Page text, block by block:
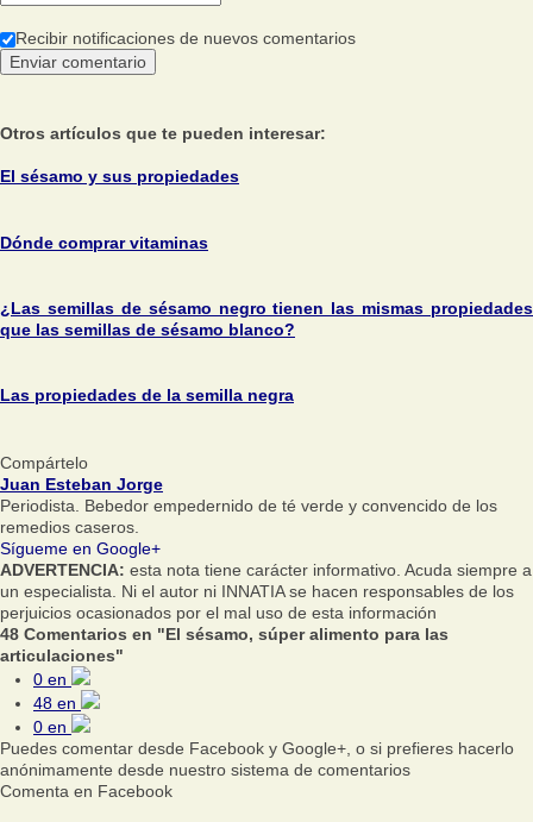
Recibir notificaciones de nuevos comentarios
Otros artículos que te pueden interesar:
El sésamo y sus propiedades
Dónde comprar vitaminas
¿Las semillas de sésamo negro tienen las mismas propiedades
que las semillas de sésamo blanco?
Las propiedades de la semilla negra
Compártelo
Juan Esteban Jorge
Periodista. Bebedor empedernido de té verde y convencido de los
remedios caseros.
Sígueme en Google+
ADVERTENCIA: esta nota tiene carácter informativo. Acuda siempre a
un especialista. Ni el autor ni INNATIA se hacen responsables de los
perjuicios ocasionados por el mal uso de esta información
48 Comentarios en "El sésamo, súper alimento para las
articulaciones"
0 en
48 en
0 en
Puedes comentar desde Facebook y Google+, o si prefieres hacerlo
anónimamente desde nuestro sistema de comentarios
Comenta en Facebook